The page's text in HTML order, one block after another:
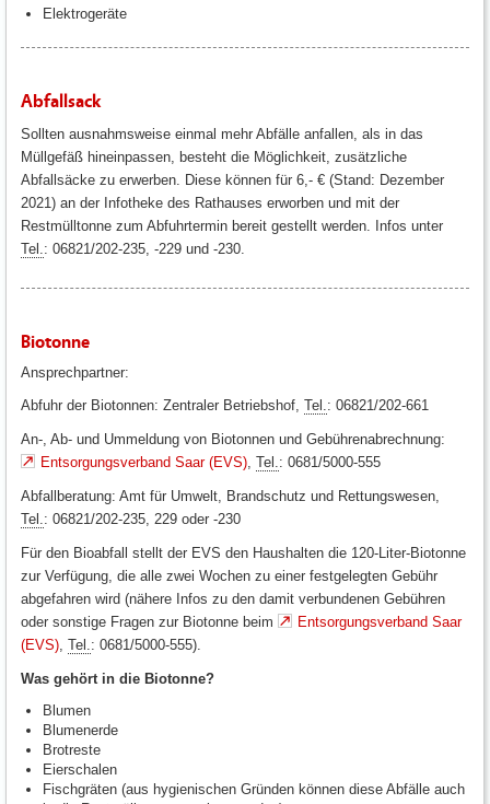
Elektrogeräte
Abfallsack
Sollten ausnahmsweise einmal mehr Abfälle anfallen, als in das
Müllgefäß hineinpassen, besteht die Möglichkeit, zusätzliche
Abfallsäcke zu erwerben. Diese können für 6,- € (Stand: Dezember
2021) an der Infotheke des Rathauses erworben und mit der
Restmülltonne zum Abfuhrtermin bereit gestellt werden. Infos unter
Tel. : 06821/202-235, -229 und -230.
Biotonne
Ansprechpartner:
Abfuhr der Biotonnen: Zentraler Betriebshof, Tel. : 06821/202-661
An-, Ab- und Ummeldung von Biotonnen und Gebührenabrechnung:
Entsorgungsverband Saar (EVS) Tel. : 0681/5000-555
Abfallberatung: Amt für Umwelt, Brandschutz und Rettungswesen,
Tel. : 06821/202-235, 229 oder -230
Für den Bioabfall stellt der EVS den Haushalten die 120-Liter-Biotonne
zur Verfügung, die alle zwei Wochen zu einer festgelegten Gebühr
abgefahren wird (nähere Infos zu den damit verbundenen Gebühren
oder sonstige Fragen zur Biotonne beim
Entsorgungsverband Saar
(EVS) Tel. : 0681/5000-555).
Was gehört in die Biotonne?
Blumen
Blumenerde
Brotreste
Eierschalen
Fischgräten (aus hygienischen Gründen können diese Abfälle auch